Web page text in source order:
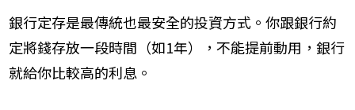
銀行定存是最傳統也最安全的投資方式。你跟銀行約
定將錢存放一段時間（如1年），不能提前動用，銀行
就給你比較高的利息。